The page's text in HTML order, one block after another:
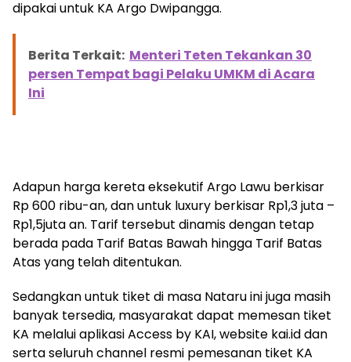
dipakai untuk KA Argo Dwipangga.
Berita Terkait: Menteri Teten Tekankan 30
persen Tempat bagi Pelaku UMKM di Acara
Ini
Adapun harga kereta eksekutif Argo Lawu berkisar
Rp 600 ribu-an, dan untuk luxury berkisar Rp1,3 juta –
Rp1,5juta an. Tarif tersebut dinamis dengan tetap
berada pada Tarif Batas Bawah hingga Tarif Batas
Atas yang telah ditentukan.
Sedangkan untuk tiket di masa Nataru ini juga masih
banyak tersedia, masyarakat dapat memesan tiket
KA melalui aplikasi Access by KAI, website kai.id dan
serta seluruh channel resmi pemesanan tiket KA